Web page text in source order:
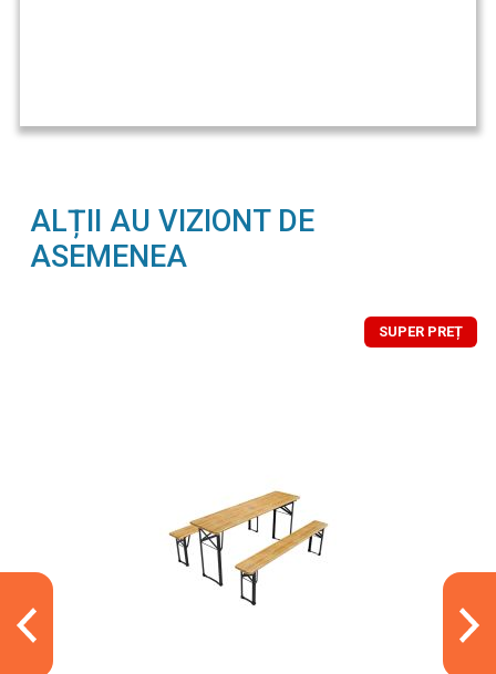
ALȚII AU VIZIONT DE
ASEMENEA
SUPER PREȚ